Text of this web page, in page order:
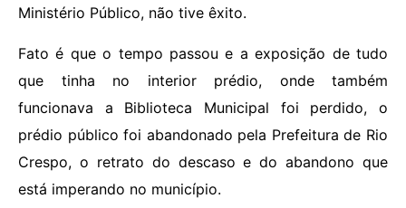
Ministério Público, não tive êxito.
Fato é que o tempo passou e a exposição de tudo
que tinha no interior prédio, onde também
funcionava a Biblioteca Municipal foi perdido, o
prédio público foi abandonado pela Prefeitura de Rio
Crespo, o retrato do descaso e do abandono que
está imperando no município.